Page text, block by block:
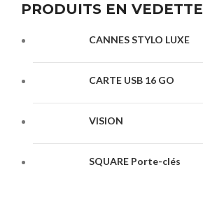
PRODUITS EN VEDETTE
CANNES STYLO LUXE
CARTE USB 16 GO
VISION
SQUARE Porte-clés